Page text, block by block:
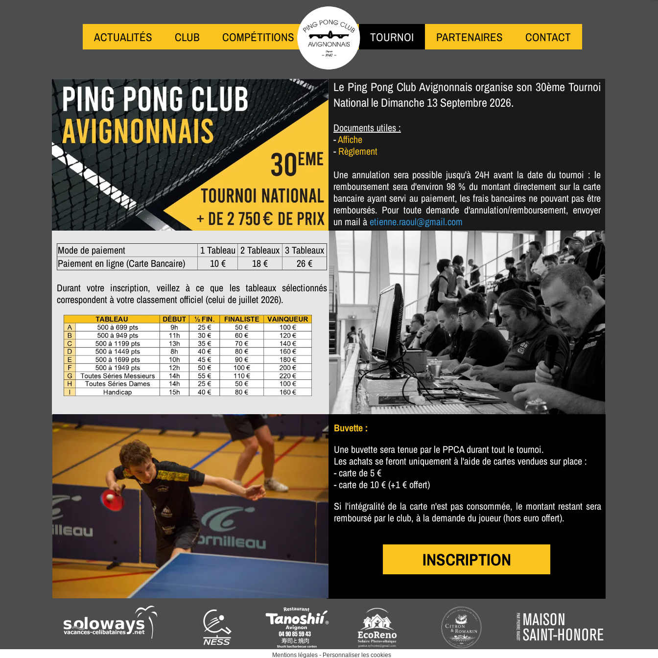
ACTUALITÉS CLUB COMPÉTITIONS BLANK TOURNOI PARTENAIRES CONTACT
Le Ping Pong Club Avignonnais organise son 30ème Tournoi
National le Dimanche 13 Septembre 2026.
Documents utiles :
-Affiche
-Règlement
Une annulation sera possible jusqu'à 24H avant la date du tournoi : le
remboursement sera d'environ 98 % du montant directement sur la carte
bancaire ayant servi au paiement, les frais bancaires ne pouvant pas être
remboursés. Pour toute demande d'annulation/remboursement, envoyer
un mail àetienne.raoul@gmail.com
Mode de paiement 1 Tableau 2 Tableaux 3 Tableaux
Paiement en ligne (Carte Bancaire)
10 € 18 €
26 €
Durant votre inscription, veillez à ce que les tableaux sélectionnés
correspondent à votre classement officiel (celui de juillet 2026).
Buvette :
Une buvette sera tenue par le PPCA durant tout le tournoi.
Les achats se feront uniquement à l'aide de cartes vendues sur place :
- carte de 5 €
- carte de 10 € (+1 € offert)
Si l'intégralité de la carte n'est pas consommée, le montant restant sera
remboursé par le club, à la demande du joueur (hors euro offert).
INSCRIPTION
Mentions légales- Personnaliser les cookies